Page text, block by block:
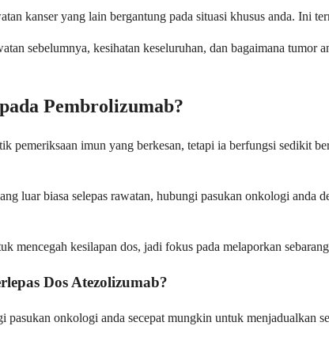
kanser yang lain bergantung pada situasi khusus anda. Ini
sebelumnya, kesihatan keseluruhan, dan bagaimana tumor
Pembrolizumab?
pemeriksaan imun yang berkesan, tetapi ia berfungsi sedikit
luar biasa selepas rawatan, hubungi pasukan onkologi anda
mencegah kesilapan dos, jadi fokus pada melaporkan
Dos Atezolizumab?
onkologi anda secepat mungkin untuk menjadualkan